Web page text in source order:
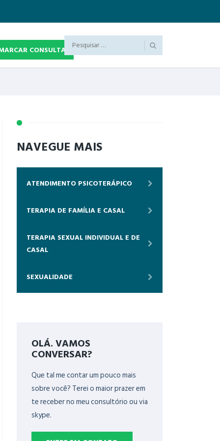
CONSULTA
NAVEGUE MAIS
ATENDIMENTO PSICOTERÁPICO
TERAPIA DE FAMÍLIA E CASAL
TERAPIA SEXUAL INDIVIDUAL E DE
CASAL
SEXUALIDADE
OLÁ. VAMOS
CONVERSAR?
Que tal me contar um pouco mais
sobre você? Terei o maior prazer em
te receber no meu consultório ou via
skype.